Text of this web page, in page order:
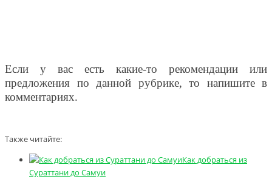
Если у вас есть какие-то рекомендации или
предложения по данной рубрике, то напишите в
комментариях.
Также читайте:
Как добраться из
Сураттани до Самуи